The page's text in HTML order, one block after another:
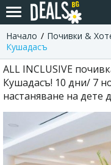
Начало Почивки &
Кушадасъ
ALL INCLUSIVE
Кушадасъ! 10 дни/ 7
настаняване на дете